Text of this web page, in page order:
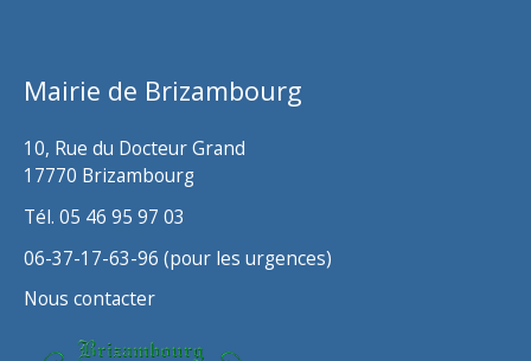
Mairie de Brizambourg
10, Rue du Docteur Grand
17770 Brizambourg
Tél. 05 46 95 97 03
06-37-17-63-96 (pour les urgences)
Nous contacter